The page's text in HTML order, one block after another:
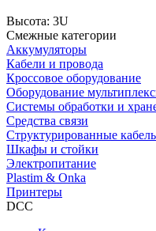
Высота: 3U
Смежные категории
Аккумуляторы
Кабели и провода
Кроссовое оборудование
Оборудование
Системы обработки и
Средства связи
Структурированные
Шкафы и стойки
Электропитание
Plastim & Onka
Принтеры
DCC